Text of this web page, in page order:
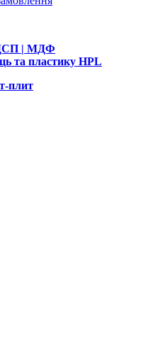
ДСП | МДФ
та пластику HPL
плит